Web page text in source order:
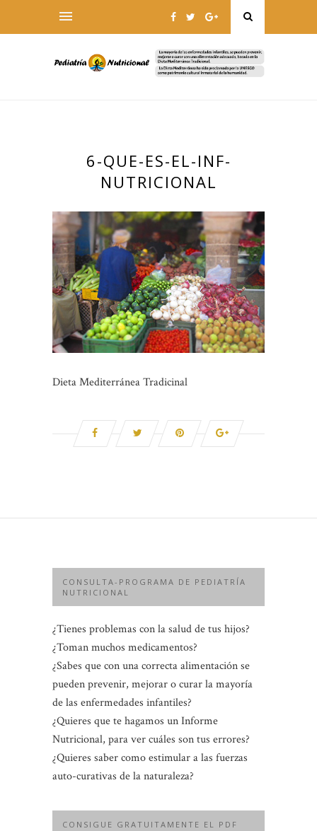
6-QUE-ES-EL-INF-
NUTRICIONAL
Dieta Mediterránea Tradicinal
CONSULTA-PROGRAMA DE PEDIATRÍA
NUTRICIONAL
¿Tienes problemas con la salud de tus hijos?
¿Toman muchos medicamentos?
¿Sabes que con una correcta alimentación se
pueden prevenir, mejorar o curar la mayoría
de las enfermedades infantiles?
¿Quieres que te hagamos un Informe
Nutricional, para ver cuáles son tus errores?
¿Quieres saber como estimular a las fuerzas
auto-curativas de la naturaleza?
CONSIGUE GRATUITAMENTE EL PDF